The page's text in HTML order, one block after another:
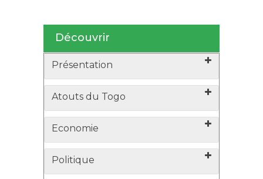
Découvrir
Présentation
Atouts du Togo
Economie
Politique